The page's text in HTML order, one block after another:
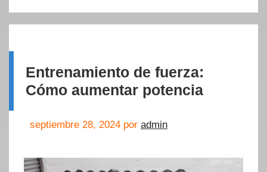
Entrenamiento de fuerza:
Cómo aumentar potencia
septiembre 28, 2024 por admin